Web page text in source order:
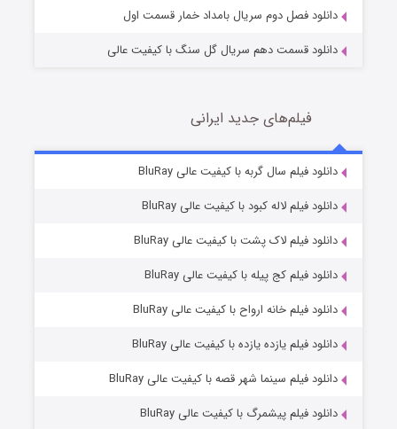
قسمت6 (زیرنویس) منتشر شد
دانلود فصل دوم سریال بامداد خمار قسمت اول
دانلود قسمت دهم سریال گل سنگ با کیفیت عالی
فیلم‌های جدید ایرانی
دانلود فیلم سال گربه با کیفیت عالی BluRay
دانلود فیلم لاله کبود با کیفیت عالی BluRay
دانلود فیلم لاک پشت با کیفیت عالی BluRay
دانلود فیلم کج‌ پیله با کیفیت عالی BluRay
دانلود فیلم خانه ارواح با کیفیت عالی BluRay
دانلود فیلم یازده یازده با کیفیت عالی BluRay
دانلود فیلم سینما شهر قصه با کیفیت عالی BluRay
دانلود فیلم پیشمرگ با کیفیت عالی BluRay